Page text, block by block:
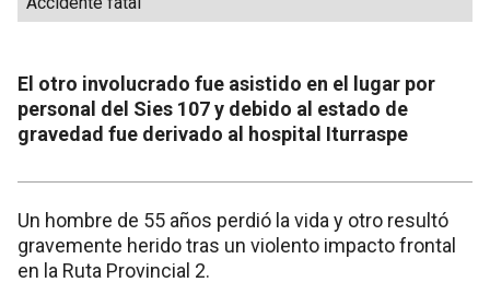
El otro involucrado fue asistido en el lugar por
personal del Sies 107 y debido al estado de
gravedad fue derivado al hospital Iturraspe
Un hombre de 55 años perdió la vida y otro resultó
gravemente herido tras un violento impacto frontal
en la Ruta Provincial 2.